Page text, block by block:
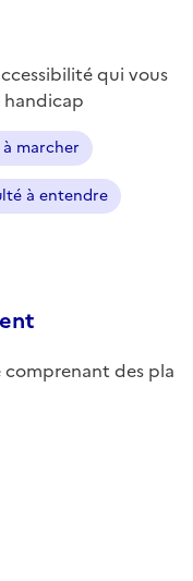
qui vous
marcher
à entendre
comprenant des pla